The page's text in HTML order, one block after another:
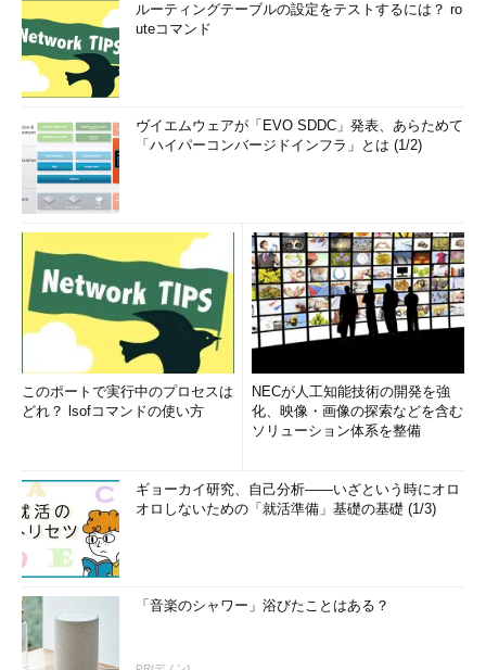
ルーティングテーブルの設定をテストするには？ ro
uteコマンド
ヴイエムウェアが「EVO SDDC」発表、あらためて
「ハイパーコンバージドインフラ」とは (1/2)
このポートで実行中のプロセスは
どれ？ lsofコマンドの使い方
NECが人工知能技術の開発を強
化、映像・画像の探索などを含む
ソリューション体系を整備
ギョーカイ研究、自己分析――いざという時にオロ
オロしないための「就活準備」基礎の基礎 (1/3)
「音楽のシャワー」浴びたことはある？